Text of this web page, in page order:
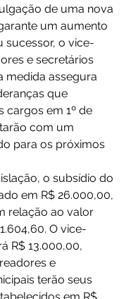
de uma nova
um aumento
sucessor, o vice-
e secretários
medida assegura
que
cargos em 1º de
com um
para os próximos
o subsídio do
em R$ 26.000,00,
relação ao valor
O vice-
R$ 13.000,00,
e
terão seus